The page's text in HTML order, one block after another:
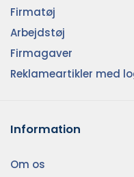
Firmatøj
Arbejdstøj
Firmagaver
Reklameartikler med
Information
Om os